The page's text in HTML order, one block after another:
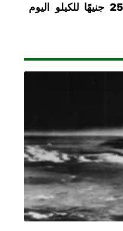
بدء طرح السكر الحر بسعر 25 جنيهًا للكيلو اليوم